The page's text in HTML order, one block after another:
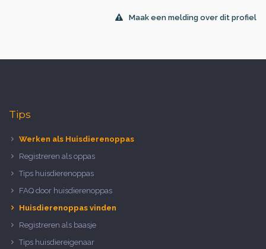
Maak een melding over dit profiel
Tips
Werken als Huisdierenoppas
Registreren als oppas
Tips huisdierenoppas
FAQ door huisdierenoppas
Huisdierenoppas vinden
Registreren als baasje
Tips huisdiereigenaar